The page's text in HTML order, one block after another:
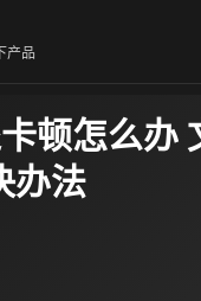
产品
顿怎么办
办法